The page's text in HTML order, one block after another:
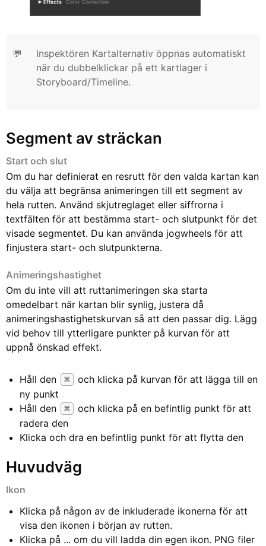
💬
Inspektören Kartalternativ öppnas automatiskt
när du dubbelklickar på ett kartlager i
Storyboard/Timeline.
Segment av sträckan
Start och slut
Om du har definierat en resrutt för den valda kartan kan
du välja att begränsa animeringen till ett segment av
hela rutten. Använd skjutreglaget eller siffrorna i
textfälten för att bestämma start- och slutpunkt för det
visade segmentet. Du kan använda jogwheels för att
finjustera start- och slutpunkterna.
Animeringshastighet
Om du inte vill att ruttanimeringen ska starta
omedelbart när kartan blir synlig, justera då
animeringshastighetskurvan så att den passar dig. Lägg
vid behov till ytterligare punkter på kurvan för att
uppnå önskad effekt.
Håll den ⌘
och klicka på kurvan för att lägga till en
ny punkt
Håll den
⌘
och klicka på en befintlig punkt för att
radera den
Klicka och dra en befintlig punkt för att flytta den
Huvudväg
Ikon
Klicka på någon av de inkluderade ikonerna för att
visa den ikonen i början av rutten.
Klicka på ... om du vill ladda din egen ikon. PNG filer